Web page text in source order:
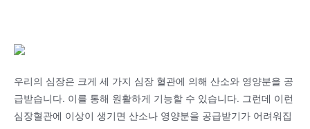
우리의 심장은 크게 세 가지 심장 혈관에 의해 산소와 영양분을 공
급받습니다. 이를 통해 원활하게 기능할 수 있습니다. 그런데 이런
심장혈관에 이상이 생기면 산소나 영양분을 공급받기가 어려워집